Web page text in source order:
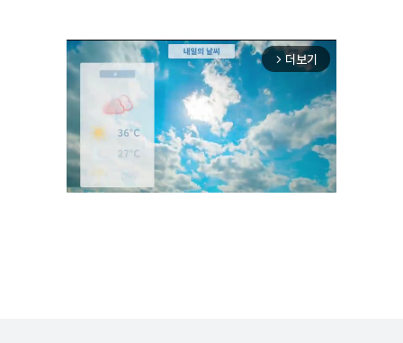
arrow_forward_ios 더보기